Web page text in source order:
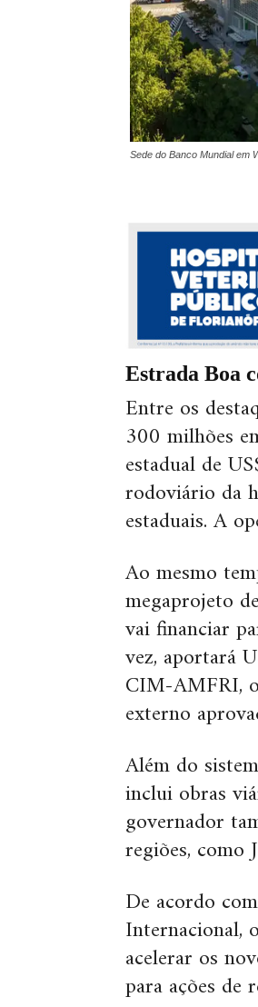
Sede do Banco Mundial em
Estrada Boa
Entre os
300 milhões
estadual de
rodoviário da
estaduais. A
Ao mesmo
megaprojeto
vai financiar
vez, aportará
CIM-AMFRI,
externo
Além do
inclui obras
governador
regiões, como
De acordo
Internacional,
acelerar os
para ações de